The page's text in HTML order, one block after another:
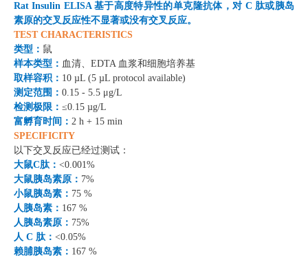
Rat Insulin ELISA 基于高度特异性的单克隆抗体，对 C 肽或胰岛
素原的交叉反应性不显著或没有交叉反应。
TEST CHARACTERISTICS
类型 ： 鼠
样本类型 ： 血清、EDTA 血浆和细胞培养基
取样容积 ： 10 µL (5 µL protocol available)
测定范围 ： 0.15 - 5.5 μg/L
检测极限 ： ≤0.15 µg/L
富孵育时间 ： 2 h + 15 min
SPECIFICITY
以下交叉反应已经过测试 ：
大鼠C肽： <0.001%
大鼠胰岛素原： 7%
小鼠胰岛素 ： 75 %
人胰岛素： 167 %
人胰岛素原： 75%
人 C 肽： <0.05%
赖脯胰岛素： 167 %